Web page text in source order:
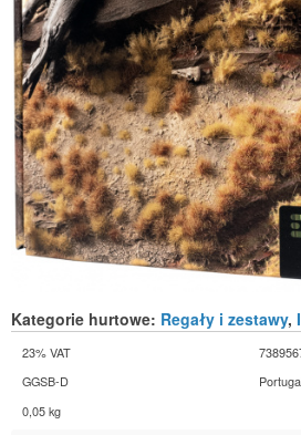
Kategorie hurtowe: Regały i zestawy,
23% VAT
GGSB-D
0,05 kg